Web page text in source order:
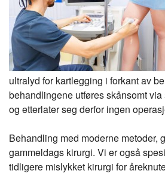
ultralyd for kartlegging i forkant av
behandlingene utføres skånsomt
og etterlater seg derfor ingen
Behandling med moderne metoder,
gammeldags kirurgi. Vi er også
tidligere mislykket kirurgi for